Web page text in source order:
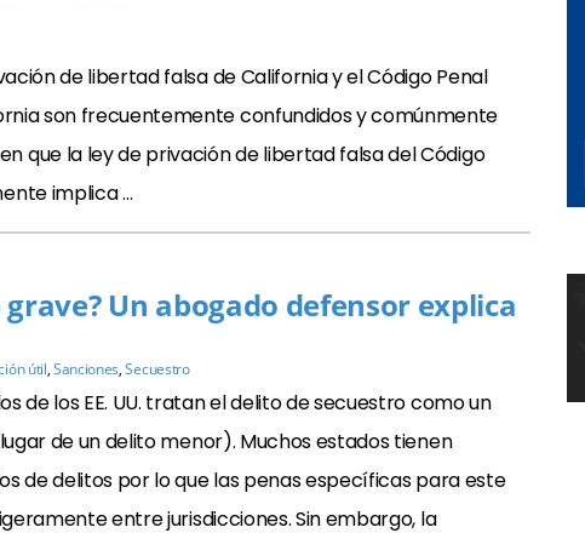
de libertad falsa de California y el Código Penal
son frecuentemente confundidos y comúnmente
que la ley de privación de libertad falsa del Código
implica …
Un abogado defensor explica
útil,Sanciones,Secuestro
de los EE. UU. tratan el delito de secuestro como un
de un delito menor). Muchos estados tienen
de delitos por lo que las penas específicas para este
entre jurisdicciones. Sin embargo, la